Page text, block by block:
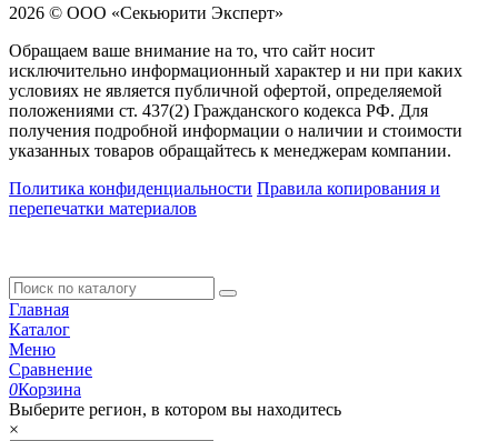
2026 © ООО «Секьюрити Эксперт»
Обращаем ваше внимание на то, что сайт носит
исключительно информационный характер и ни при каких
условиях не является публичной офертой, определяемой
положениями ст. 437(2) Гражданского кодекса РФ. Для
получения подробной информации о наличии и стоимости
указанных товаров обращайтесь к менеджерам компании.
Политика конфиденциальности Правила копирования и
перепечатки материалов
Главная
Каталог
Меню
Сравнение
0Корзина
Выберите регион, в котором вы находитесь
×